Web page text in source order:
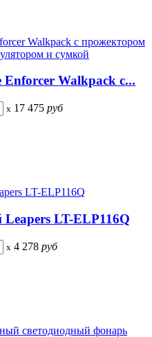
Walkpack с...
x 17 475 руб
LT-ELP116Q
x 4 278 руб